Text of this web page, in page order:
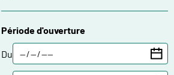
Période d'ouverture
Du